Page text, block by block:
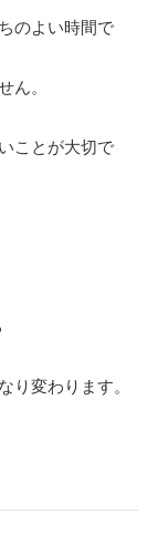
のよい時間で
。
ことが大切で
変わります。